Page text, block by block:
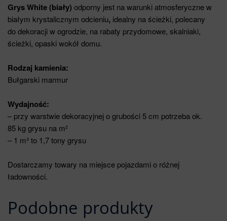
Grys White (biały) odporny jest na warunki atmosferyczne w
białym krystalicznym odcieniu, idealny na ścieżki, polecany
do dekoracji w ogrodzie, na rabaty przydomowe, skalniaki,
ścieżki, opaski wokół domu.
Rodzaj kamienia:
Bułgarski marmur
Wydajność:
– przy warstwie dekoracyjnej o grubości 5 cm potrzeba ok.
85 kg grysu na m²
– 1 m³ to 1,7 tony grysu
Dostarczamy towary na miejsce pojazdami o różnej
ładowności.
Podobne produkty